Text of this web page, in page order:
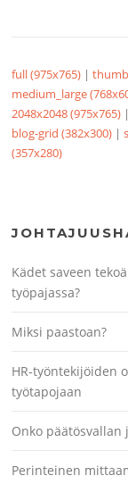
full (975x765) |
medium_large
2048x2048 (975x765)
blog-grid (382x300) |
(357x280)
Kädet saveen
työpajassa?
Miksi paastoan?
HR-työntekijöiden
työtapojaan
Onko
Perinteinen